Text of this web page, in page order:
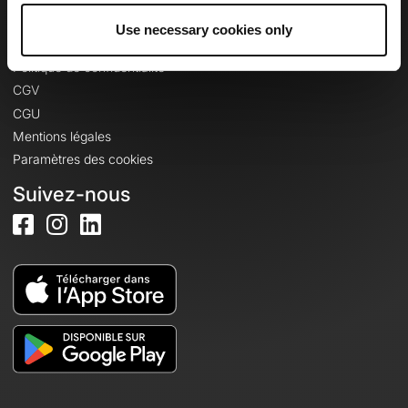
Use necessary cookies only
Informations légales
Politique de confidentialité
CGV
CGU
Mentions légales
Paramètres des cookies
Suivez-nous